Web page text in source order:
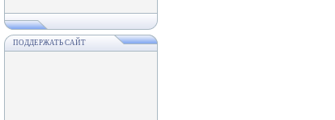
ПОДДЕРЖАТЬ САЙТ